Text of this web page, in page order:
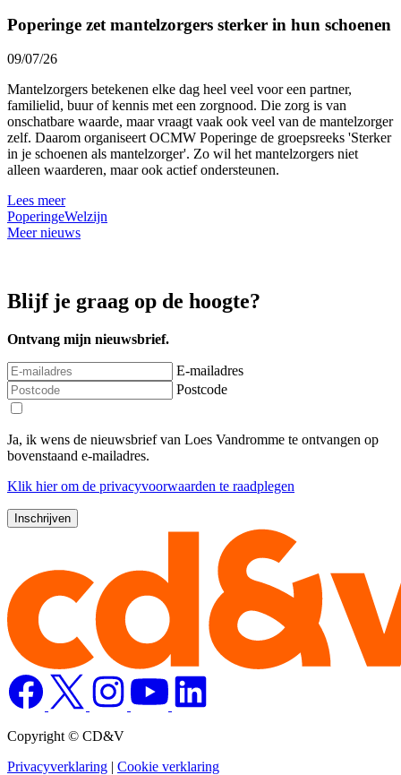
Poperinge zet mantelzorgers sterker in hun schoenen
09/07/26
Mantelzorgers betekenen elke dag heel veel voor een partner,
familielid, buur of kennis met een zorgnood. Die zorg is van
onschatbare waarde, maar vraagt vaak ook veel van de mantelzorger
zelf. Daarom organiseert OCMW Poperinge de groepsreeks 'Sterker
in je schoenen als mantelzorger'. Zo wil het mantelzorgers niet
alleen waarderen, maar ook actief ondersteunen.
Lees meer
PoperingeWelzijn
Meer nieuws
Blijf je graag op de hoogte?
Ontvang mijn nieuwsbrief.
E-mailadres
Postcode
Ja, ik wens de nieuwsbrief van Loes Vandromme te ontvangen op
bovenstaand e-mailadres.
Klik hierom de privacyvoorwaarden te raadplegen
Copyright © CD&V
Privacyverklaring | Cookie verklaring